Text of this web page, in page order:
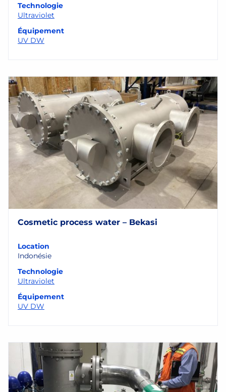
Technologie
Ultraviolet
Équipement
UV DW
Cosmetic process water – Bekasi
Location
Indonésie
Technologie
Ultraviolet
Équipement
UV DW